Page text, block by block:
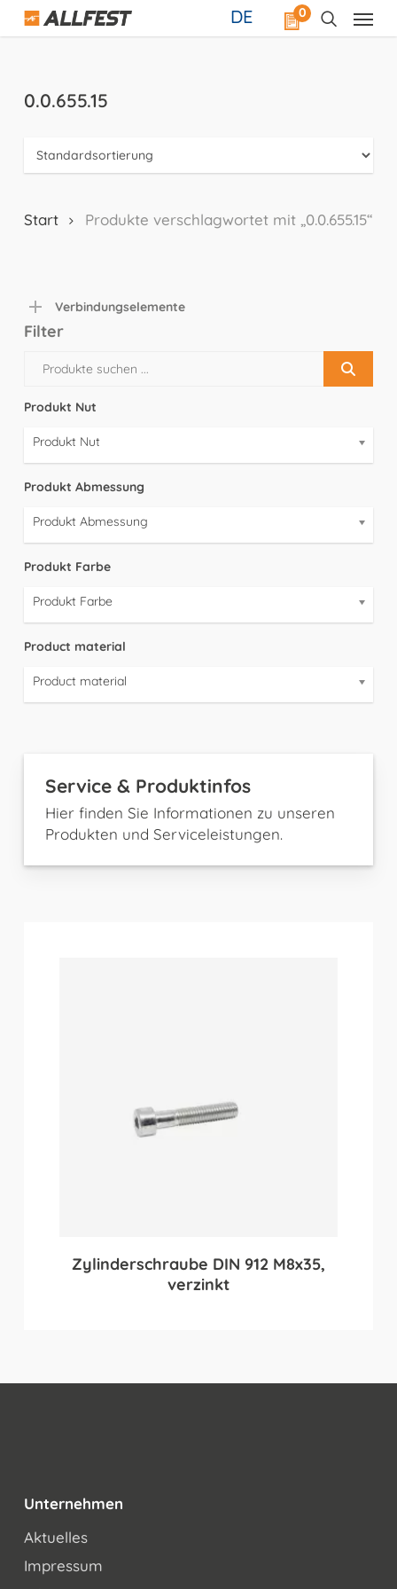
Skip
0
DE
0.0.655.15
Start Produkte verschlagwortet mit „0.0.655.15“
Verbindungselemente
Filter
Produkt Nut
Produkt Nut
Produkt Abmessung
Produkt Abmessung
Produkt Farbe
Produkt Farbe
Product material
Product material
Service & Produktinfos
Hier finden Sie Informationen zu unseren
Produkten und Serviceleistungen.
Zylinderschraube DIN 912 M8x35,
verzinkt
Unternehmen
Aktuelles
Impressum